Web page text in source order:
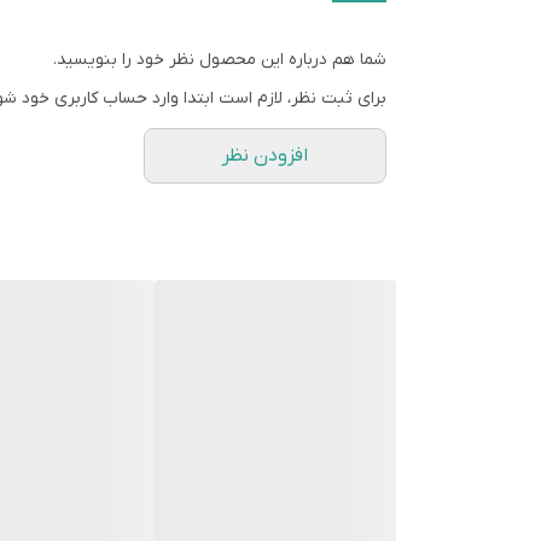
شما هم درباره این محصول نظر خود را بنویسید.
برای ثبت نظر، لازم است ابتدا وارد حساب کاربری خود
افزودن نظر